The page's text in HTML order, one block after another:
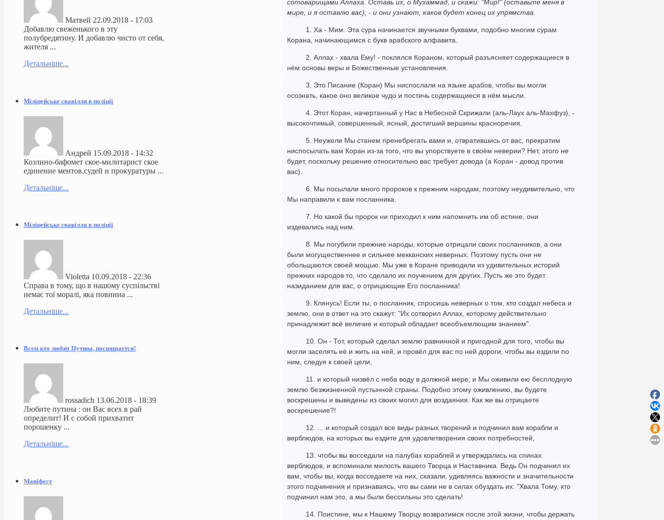
сотоварищами Аллаха. Оставь их, о Мухаммад, и скажи: "Мир!" (оставьте меня в
мире, и я оставлю вас), - и они узнают, каков будет конец их упрямства.
1. Ха - Мим. Эта сура начинается звучными буквами, подобно многим сурам
Корана, начинающимся с букв арабского алфавита.
2. Аллах - хвала Ему! - поклялся Кораном, который разъясняет содержащиеся в
нём основы веры и Божественные установления.
3. Это Писание (Коран) Мы ниспослали на языке арабов, чтобы вы могли
осознать, какое оно великое чудо и постичь содержащиеся в нём мысли.
4. Этот Коран, начертанный у Нас в Небесной Скрижали (аль-Лаух аль-Махфуз), -
высокочтимый, совершенный, ясный, достигший вершины красноречия.
5. Неужели Мы станем пренебрегать вами и, отвратившись от вас, прекратим
ниспосылать вам Коран из-за того, что вы упорствуете в своём неверии? Нет, этого не
будет, поскольку решение относительно вас требует довода (а Коран - довод против
вас).
6. Мы посылали много пророков к прежним народам, поэтому неудивительно, что
Мы направили к вам посланника.
7. Но какой бы пророк ни приходил к ним напомнить им об истине, они
издевались над ним.
8. Мы погубили прежние народы, которые отрицали своих посланников, а они
были могущественнее и сильнее мекканских неверных. Поэтому пусть они не
обольщаются своей мощью. Мы уже в Коране приводили из удивительных историй
прежних народов то, что сделало их поучением для других. Пусть же это будет
назиданием для вас, о отрицающие Его посланника!
9. Клянусь! Если ты, о посланник, спросишь неверных о том, кто создал небеса и
землю, они в ответ на это скажут: "Их сотворил Аллах, которому действительно
принадлежит всё величие и который обладает всеобъемлющим знанием".
10. Он - Тот, который сделал землю равнинной и пригодной для того, чтобы вы
могли заселять её и жить на ней, и провёл для вас по ней дороги, чтобы вы ездили по
ним, следуя к своей цели,
11. и который низвёл с неба воду в должной мере, и Мы оживили ею бесплодную
землю безжизненной пустынной страны. Подобно этому оживлению, вы будете
воскрешены и выведены из своих могил для воздаяния. Как же вы отрицаете
воскрешение?!
12. ... и который создал все виды разных творений и подчинил вам корабли и
верблюдов, на которых вы ездите для удовлетворения своих потребностей,
13. чтобы вы восседали на палубах кораблей и утверждались на спинах
верблюдов, и вспоминали милость вашего Творца и Наставника. Ведь Он подчинил их
вам, чтобы вы, когда восседаете на них, сказали, удивляясь важности и значительности
этого подчинения и признаваясь, что вы сами не в силах обуздать их: "Хвала Тому, кто
подчинил нам это, а мы были бессильны это сделать!
14. Поистине, мы к Нашему Творцу возвратимся после этой жизни, чтобы держать
Матвей 22.09.2018 - 17:03
Добавлю свеженького в эту
полубредятину. И добавлю чисто от себя,
жителя ...
Детальніше...
Міліцейське свавілля в поліції
Андрей 15.09.2018 - 14:32
Козлино-бафомет ское-милитарист ское
единение ментов,судей и прокуратуры ...
Детальніше...
Міліцейське свавілля в поліції
Violetta 10.09.2018 - 22:36
Справа в тому, що в нашому суспільстві
немає тої моралі, яка повинна ...
Детальніше...
Всем кто любит Путина, посвящается!
rossadich 13.06.2018 - 18:39
Любите путина : он Вас всех в рай
определит! И с собой прихватит
порошенку ...
Детальніше...
Маніфест